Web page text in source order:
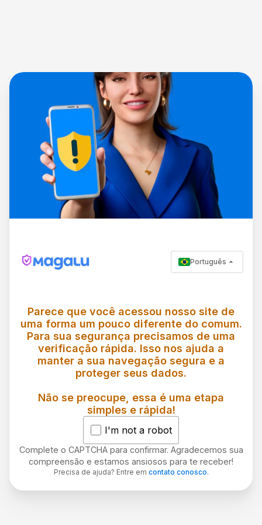
Português
Parece que você acessou nosso site de
uma forma um pouco diferente do comum.
Para sua segurança precisamos de uma
verificação rápida. Isso nos ajuda a
manter a sua navegação segura e a
proteger seus dados.
Não se preocupe, essa é uma etapa
simples e rápida!
I'm not a robot
Complete o CAPTCHA para confirmar. Agradecemos sua
compreensão e estamos ansiosos para te receber!
Precisa de ajuda? Entre em contato conosco.